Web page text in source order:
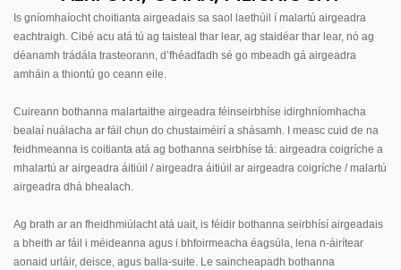
Is gníomhaíocht choitianta airgeadais sa saol laethúil í malartú airgeadra
eachtraigh. Cibé acu atá tú ag taisteal thar lear, ag staidéar thar lear, nó ag
déanamh trádála trasteorann, d’fhéadfadh sé go mbeadh gá airgeadra
amháin a thiontú go ceann eile.
Cuireann bothanna malartaithe airgeadra féinseirbhíse idirghníomhacha
bealaí nuálacha ar fáil chun do chustaiméirí a shásamh. I measc cuid de na
feidhmeanna is coitianta atá ag bothanna seirbhíse tá: airgeadra coigríche a
mhalartú ar airgeadra áitiúil / airgeadra áitiúil ar airgeadra coigríche / malartú
airgeadra dhá bhealach.
Ag brath ar an fheidhmiúlacht atá uait, is féidir bothanna seirbhísí airgeadais
a bheith ar fáil i méideanna agus i bhfoirmeacha éagsúla, lena n-áirítear
aonaid urláir, deisce, agus balla-suite. Le saincheapadh bothanna